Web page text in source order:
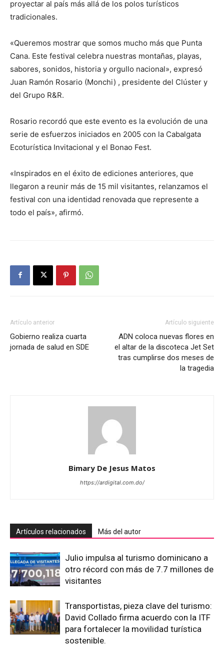
proyectar al país más allá de los polos turísticos
tradicionales.
«Queremos mostrar que somos mucho más que Punta
Cana. Este festival celebra nuestras montañas, playas,
sabores, sonidos, historia y orgullo nacional», expresó
Juan Ramón Rosario (Monchi) , presidente del Clúster y
del Grupo R&R.
Rosario recordó que este evento es la evolución de una
serie de esfuerzos iniciados en 2005 con la Cabalgata
Ecoturística Invitacional y el Bonao Fest.
«Inspirados en el éxito de ediciones anteriores, que
llegaron a reunir más de 15 mil visitantes, relanzamos el
festival con una identidad renovada que represente a
todo el país», afirmó.
Artículo anterior
Gobierno realiza cuarta
jornada de salud en SDE
Artículo siguiente
ADN coloca nuevas flores en
el altar de la discoteca Jet Set
tras cumplirse dos meses de
la tragedia
Bimary De Jesus Matos
https://ardigital.com.do/
Artículos relacionados Más del autor
Julio impulsa al turismo dominicano a
otro récord con más de 7.7 millones de
visitantes
Transportistas, pieza clave del turismo:
David Collado firma acuerdo con la ITF
para fortalecer la movilidad turística
sostenible.